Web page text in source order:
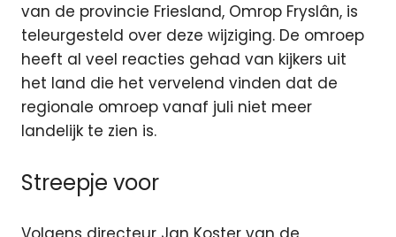
van de provincie Friesland, Omrop Fryslân, is
teleurgesteld over deze wijziging. De omroep
heeft al veel reacties gehad van kijkers uit
het land die het vervelend vinden dat de
regionale omroep vanaf juli niet meer
landelijk te zien is.
Streepje voor